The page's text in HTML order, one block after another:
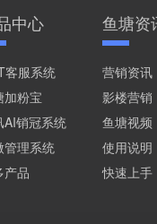
中心
客服系统
加粉宝
AI销冠系统
管理系统
产品
鱼塘资
营销资讯
影楼营销
鱼塘视频
使用说明
快速上手